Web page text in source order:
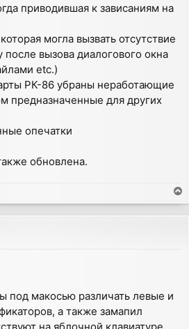
приводившая к зависаниям на
могла вызвать отсутствие
после вызова диалогового окна
etc.)
РК-86 убраны неработающие
предназначенные для других
опечатки
обновлена.
o
p
под макосью различать левые и
а также замапил